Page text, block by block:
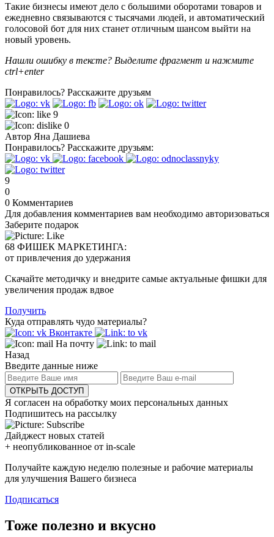
Такие бизнесы имеют дело с большими оборотами товаров и
ежедневно связываются с тысячами людей, и автоматический
голосовой бот для них станет отличным шансом выйти на
новый уровень.
Нашли ошибку в тексте? Выделите фрагмент и нажмите
ctrl+enter
Понравилось? Расскажите друзьям
9
0
Автор Яна Дашиева
Понравилось? Расскажите друзьям:
9
0
0 Комментариев
Для добавления комментариев вам необходимо авторизоваться
Заберите подарок
68 ФИШЕК МАРКЕТИНГА:
от привлечения до удержания
Скачайте методичку и внедрите самые актуальные фишки для
увеличения продаж вдвое
Получить
Куда отправлять чудо материалы?
Вконтакте
На почту
Назад
Введите данные ниже
ОТКРЫТЬ ДОСТУП
Я согласен на обработку моих персональных данных
Подпишитесь на рассылку
Дайджест новых статей
+ неопубликованное от in-scale
Получайте каждую неделю полезные и рабочие материалы
для улучшения Вашего бизнеса
Подписаться
Тоже полезно и вкусно